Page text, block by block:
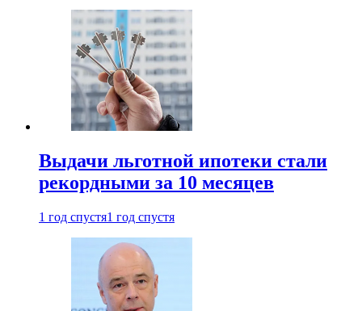
Выдачи льготной ипотеки стали
рекордными за 10 месяцев
1 год спустя1 год спустя